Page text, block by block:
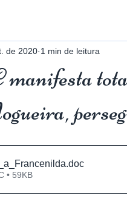
total
de 2020 1 min de leitura
.doc
• 59KB